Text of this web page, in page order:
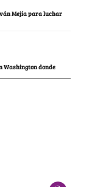
Mejía para luchar
Washington donde